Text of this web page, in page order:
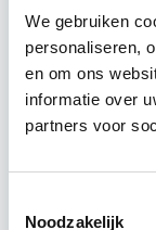
We gebruiken
personaliseren,
en om ons
informatie over
partners voor
Noodzakelijk
Wanneer
belangrijk
welke
Lees verder
Utrecht